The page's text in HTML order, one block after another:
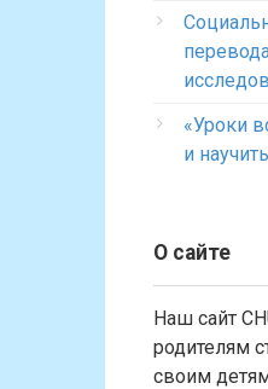
«Уроки
и
О сайте
Наш сайт
родителям
своим